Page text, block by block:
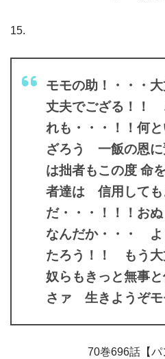
15.
モモの助！・・・
丈夫でござる！！
れも・・・！！何
ざろう 一飯の恩
は拙者もこの度 命
者達は 信用しても
だ・・・！！！お
なんだか・・・ よ
たろう！！ もう
奴らもきっと無事
さァ 生きようぞモ
70巻696話【パ